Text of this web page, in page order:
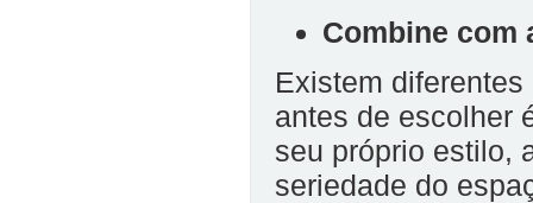
Combine com
Existem
antes de escolher
seu próprio estilo,
seriedade do